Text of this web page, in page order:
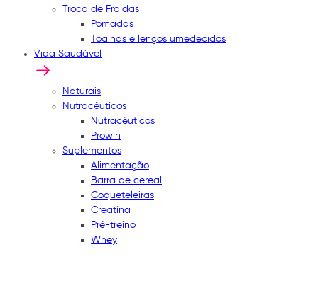
Troca de Fraldas
Pomadas
Toalhas e lenços umedecidos
Vida Saudável
Naturais
Nutracêuticos
Nutracêuticos
Prowin
Suplementos
Alimentação
Barra de cereal
Coqueteleiras
Creatina
Pré-treino
Whey